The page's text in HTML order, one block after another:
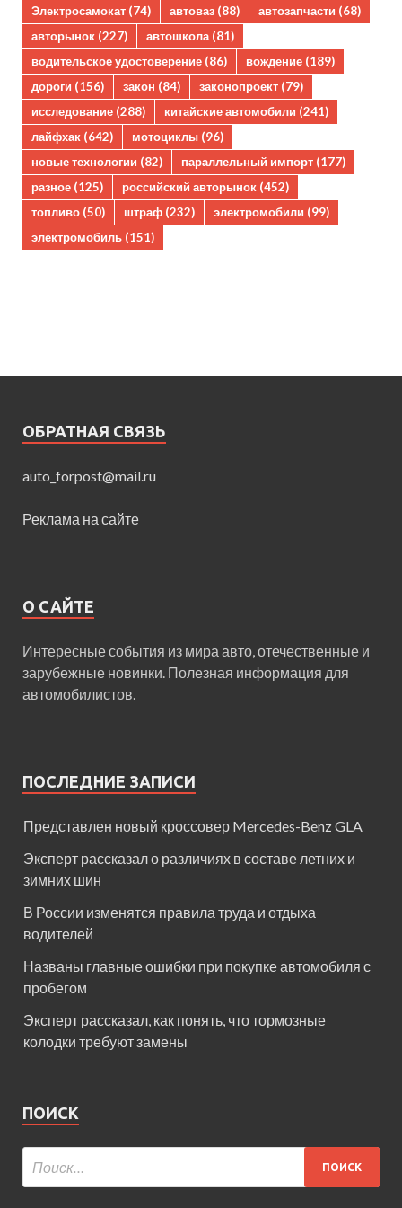
Электросамокат (74) автоваз (88) автозапчасти (68)
авторынок (227) автошкола(81)
водительское удостоверение (86) вождение (189)
дороги (156) закон (84) законопроект (79)
исследование (288) китайские автомобили (241)
лайфхак (642) мотоциклы (96)
новые технологии (82) параллельный импорт (177)
разное (125) российский авторынок (452)
топливо (50) штраф (232) электромобили (99)
электромобиль (151)
ОБРАТНАЯ СВЯЗЬ
auto_forpost@mail.ru
Реклама на сайте
О САЙТЕ
Интересные события из мира авто, отечественные и
зарубежные новинки. Полезная информация для
автомобилистов.
ПОСЛЕДНИЕ ЗАПИСИ
Представлен новый кроссовер Mercedes-Benz GLA
Эксперт рассказал о различиях в составе летних и
зимних шин
В России изменятся правила труда и отдыха
водителей
Названы главные ошибки при покупке автомобиля с
пробегом
Эксперт рассказал, как понять, что тормозные
колодки требуют замены
ПОИСК